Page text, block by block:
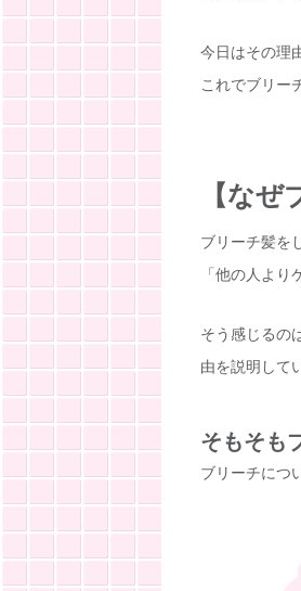
今日はその理
これでブリー
【な
ブリーチ髪を
「他の人よ
そう感じるの
由を説明して
そもそも
ブリーチにつ